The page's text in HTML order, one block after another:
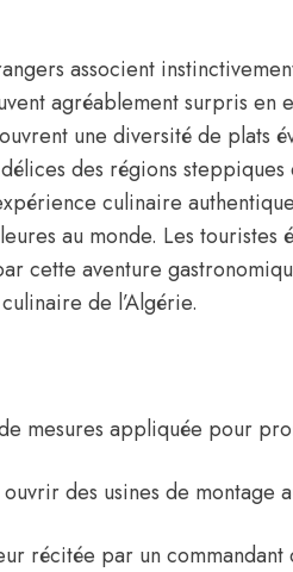
associent
agréablement surpris en
une diversité de plats
des régions steppiques
culinaire
au monde. Les touristes
cette aventure
de l’Algérie.
mesures appliquée pour
des usines de montage
récitée par un